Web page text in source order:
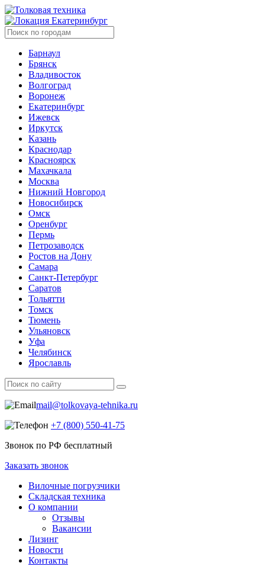
Екатеринбург
Барнаул
Брянск
Владивосток
Волгоград
Воронеж
Екатеринбург
Ижевск
Иркутск
Казань
Краснодар
Красноярск
Махачкала
Москва
Нижний Новгород
Новосибирск
Омск
Оренбург
Пермь
Петрозаводск
Ростов на Дону
Самара
Санкт-Петербург
Саратов
Тольятти
Томск
Тюмень
Ульяновск
Уфа
Челябинск
Ярославль
mail@tolkovaya-tehnika.ru
+7 (800) 550‑41‑75
Звонок по РФ бесплатный
Заказать звонок
Вилочные погрузчики
Складская техника
О компании
Отзывы
Вакансии
Лизинг
Новости
Контакты